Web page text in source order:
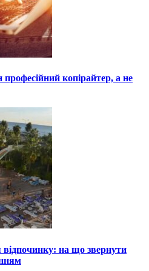
професійний копірайтер, а не
відпочинку: на що звернути